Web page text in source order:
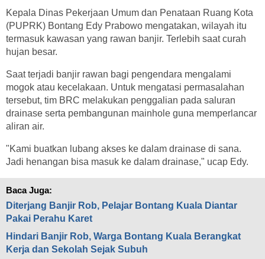
Kepala Dinas Pekerjaan Umum dan Penataan Ruang Kota
(PUPRK) Bontang Edy Prabowo mengatakan, wilayah itu
termasuk kawasan yang rawan banjir. Terlebih saat curah
hujan besar.
Saat terjadi banjir rawan bagi pengendara mengalami
mogok atau kecelakaan. Untuk mengatasi permasalahan
tersebut, tim BRC melakukan penggalian pada saluran
drainase serta pembangunan mainhole guna memperlancar
aliran air.
"Kami buatkan lubang akses ke dalam drainase di sana.
Jadi henangan bisa masuk ke dalam drainase," ucap Edy.
Baca Juga:
Diterjang Banjir Rob, Pelajar Bontang Kuala Diantar
Pakai Perahu Karet
Hindari Banjir Rob, Warga Bontang Kuala Berangkat
Kerja dan Sekolah Sejak Subuh